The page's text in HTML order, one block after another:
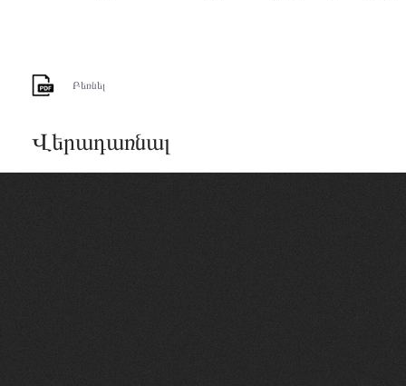
Բեռնել
Վերադառնալ